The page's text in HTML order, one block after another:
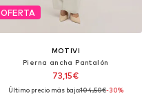
OFERTA
MOTIVI
Pierna ancha Pantalón
73,15€
Último precio más bajo:104,50€-30%